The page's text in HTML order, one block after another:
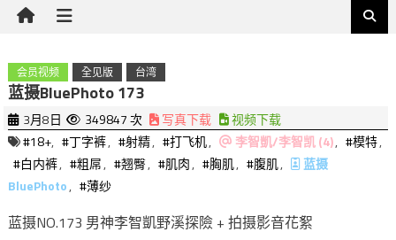
会员视频 全见版 台湾
蓝摄BluePhoto 173
3月8日 349847 次 写真下载
视频下载
#18+, #丁字裤, #射精, #打飞机, 李智凱/李智凯 (4), #模特,
#白内裤, #粗屌, #翘臀, #肌肉, #胸肌, #腹肌,
蓝摄
BluePhoto, #薄纱
蓝摄NO.173 男神李智凱野溪探險 + 拍摄影音花絮